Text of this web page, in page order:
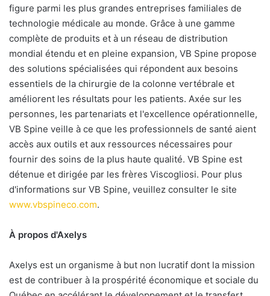
figure parmi les plus grandes entreprises familiales de
technologie médicale au monde. Grâce à une gamme
complète de produits et à un réseau de distribution
mondial étendu et en pleine expansion, VB Spine propose
des solutions spécialisées qui répondent aux besoins
essentiels de la chirurgie de la colonne vertébrale et
améliorent les résultats pour les patients. Axée sur les
personnes, les partenariats et l'excellence opérationnelle,
VB Spine veille à ce que les professionnels de santé aient
accès aux outils et aux ressources nécessaires pour
fournir des soins de la plus haute qualité. VB Spine est
détenue et dirigée par les frères Viscogliosi. Pour plus
d'informations sur VB Spine, veuillez consulter le site
www.vbspineco.com.
À propos d'Axelys
Axelys est un organisme à but non lucratif dont la mission
est de contribuer à la prospérité économique et sociale du